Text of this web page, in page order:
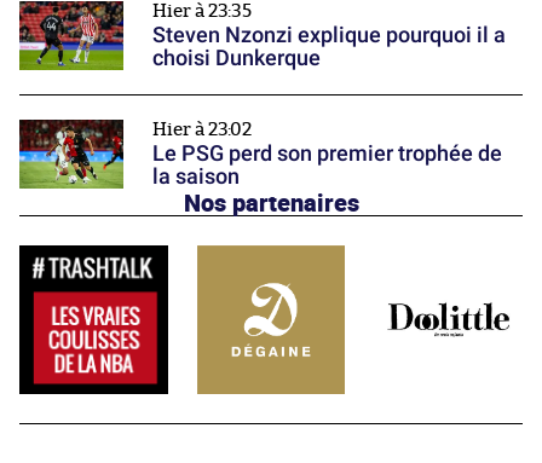
Hier à 23:35
Steven Nzonzi explique pourquoi il a
choisi Dunkerque
Hier à 23:02
Le PSG perd son premier trophée de
la saison
Nos partenaires